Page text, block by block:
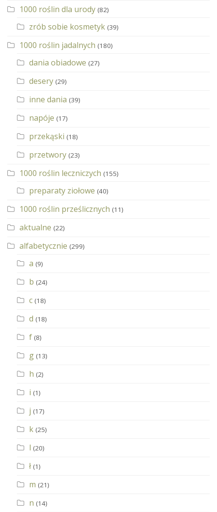
1000 roślin dla urody (82)
zrób sobie kosmetyk (39)
1000 roślin jadalnych (180)
dania obiadowe (27)
desery (29)
inne dania (39)
napóje (17)
przekąski (18)
przetwory (23)
1000 roślin leczniczych (155)
preparaty ziołowe (40)
1000 roślin prześlicznych (11)
aktualne (22)
alfabetycznie (299)
a (9)
b (24)
c (18)
d (18)
f (8)
g (13)
h (2)
i (1)
j (17)
k (25)
l (20)
ł (1)
m (21)
n (14)